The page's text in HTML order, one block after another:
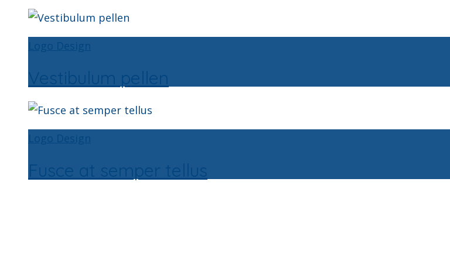
Logo Design
Vestibulum pellen
Logo Design
Fusce at semper tellus